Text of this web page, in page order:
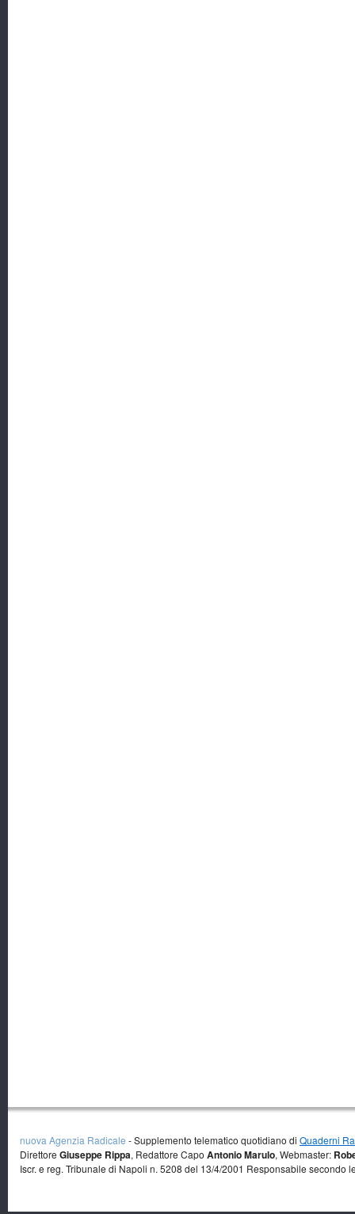
nuova Agenzia Radicale - Supplemento telematico quotidiano di Quaderni
Direttore Giuseppe Rippa, Redattore Capo Antonio Marulo, Webmaster:
Iscr. e reg. Tribunale di Napoli n. 5208 del 13/4/2001 Responsabile secondo